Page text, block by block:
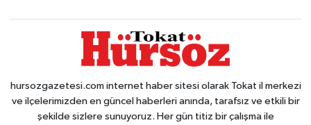
hursozgazetesi.com internet haber sitesi olarak Tokat il merkezi
ve ilçelerimizden en güncel haberleri anında, tarafsız ve etkili bir
şekilde sizlere sunuyoruz. Her gün titiz bir çalışma ile